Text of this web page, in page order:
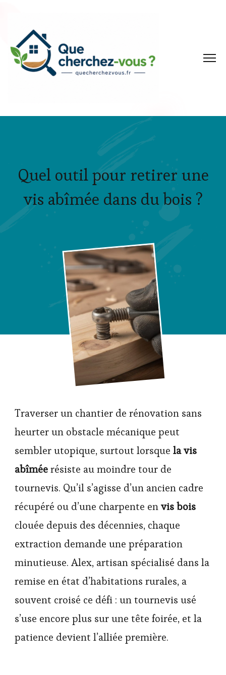
Quel outil pour retirer une
vis abîmée dans du bois ?
Traverser un chantier de rénovation sans
heurter un obstacle mécanique peut
sembler utopique, surtout lorsque la vis
abîméerésiste au moindre tour de
tournevis. Qu’il s’agisse d’un ancien cadre
récupéré ou d’une charpente envis bois
clouée depuis des décennies, chaque
extraction demande une préparation
minutieuse. Alex, artisan spécialisé dans la
remise en état d’habitations rurales, a
souvent croisé ce défi : un tournevis usé
s’use encore plus sur une tête foirée, et la
patience devient l’alliée première.